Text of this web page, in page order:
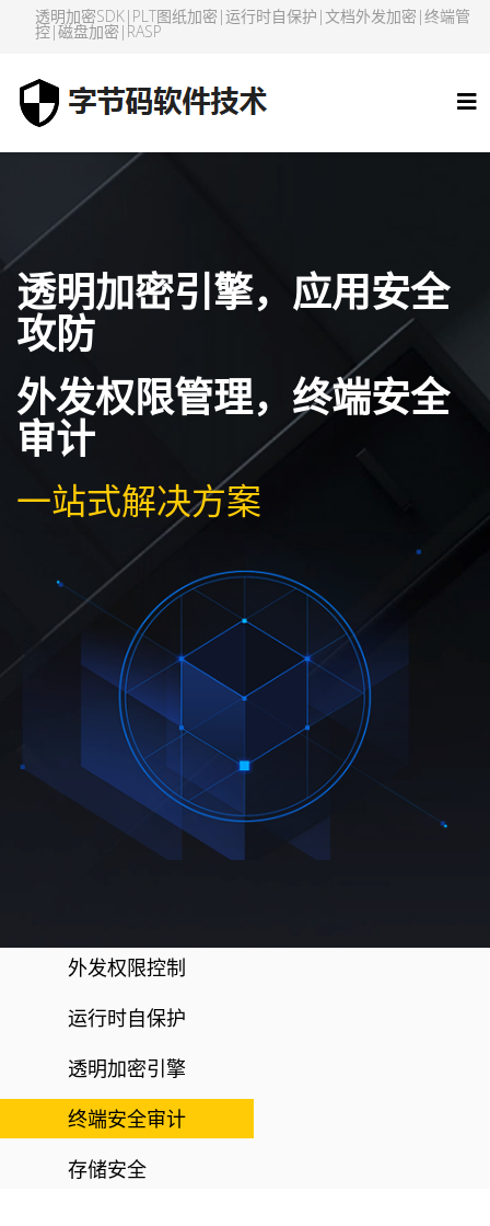
透明加密SDK|PLT图纸加密|运行时自保护|文档外发加密|终端管
控|磁盘加密|RASP
透明加密引擎，应用安全
攻防
外发权限管理，终端安全
审计
一站式解决方案
外发权限控制
运行时自保护
透明加密引擎
终端安全审计
存储安全